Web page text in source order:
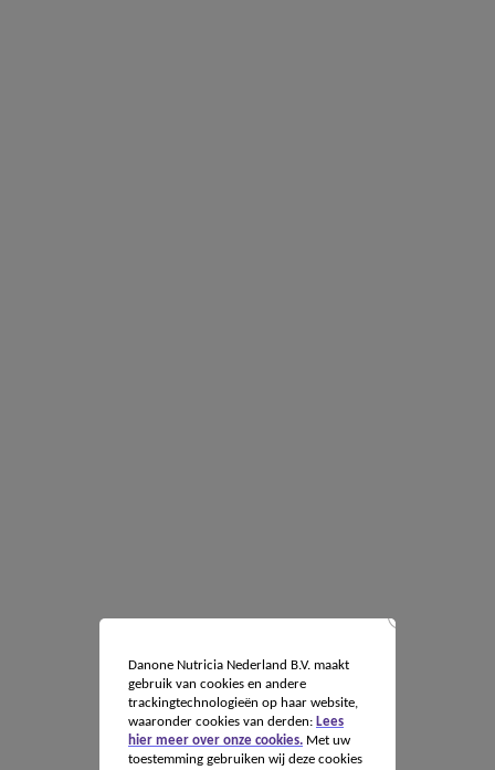
Danone Nutricia Nederland B.V. maakt
gebruik van cookies en andere
trackingtechnologieën op haar website,
waaronder cookies van derden: Lees
hier meer over onze cookies.Met uw
toestemming gebruiken wij deze cookies